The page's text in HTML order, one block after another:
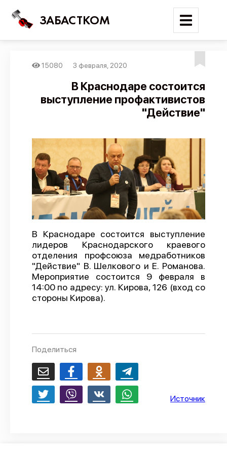
ЗАБАСТКОМ
Поиск
Карта событий
Трудовые конфликты
Отчеты
Предложить публикацию
Справочник
О проекте
Политика конфиденциальности
15080 3 февраля, 2020
В Краснодаре состоится
выступление профактивистов
"Действие"
В Краснодаре состоится выступление
лидеров Краснодарского краевого
отделения профсоюза медработников
"Действие" В. Шелкового и Е. Романова.
Мероприятие состоится 9 февраля в
14:00 по адресу: ул. Кирова, 126 (вход со
стороны Кирова).
Поделиться
Источник